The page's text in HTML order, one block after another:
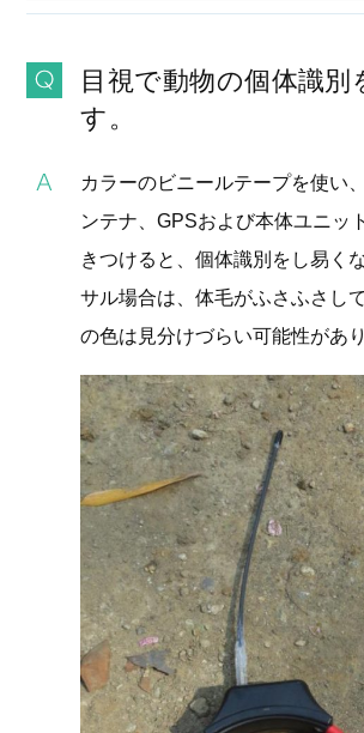
目視で動物の個体識
す。
カラーのビニールテープを使い
ンテナ、GPSおよび本体ユニッ
きつけると、個体識別をし易く
サル場合は、体毛がふさふさし
の色は見分けづらい可能性があり